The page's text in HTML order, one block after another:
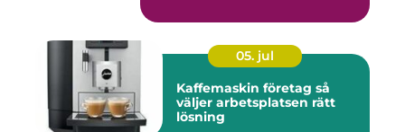
05. jul
Kaffemaskin företag så
väljer arbetsplatsen rätt
lösning